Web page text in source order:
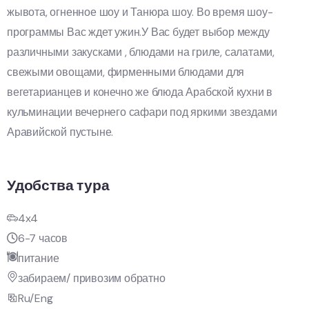
жывота, огненное шоу и Танюра шоу. Во время шоу-
программы Вас ждет ужин.У Вас будет выбор между
различными закусками , блюдами на гриле, салатами,
свежыми овощами, фирменными блюдами для
вегетарианцев и конечно же блюда Арабской кухни в
кульминации вечернего сафари под яркими звездами
Аравийской пустыне.
Удобства тура
4x4
6-7 часов
питание
забираем/ привозим обратно
Ru/Eng